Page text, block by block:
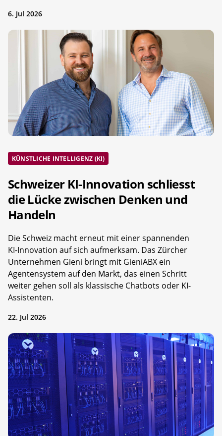
6. Jul 2026
KÜNSTLICHE INTELLIGENZ (KI)
Schweizer KI-Innovation schliesst
die Lücke zwischen Denken und
Handeln
Die Schweiz macht erneut mit einer spannenden
KI-Innovation auf sich aufmerksam. Das Zürcher
Unternehmen Gieni bringt mit GieniABX ein
Agentensystem auf den Markt, das einen Schritt
weiter gehen soll als klassische Chatbots oder KI-
Assistenten.
22. Jul 2026